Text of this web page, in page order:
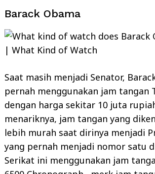
Barack Obama
Saat masih menjadi Senator,
pernah menggunakan jam tangan
dengan harga sekitar 10 juta
menariknya, jam tangan yang
lebih murah saat dirinya menjadi
yang pernah menjadi nomor satu
Serikat ini menggunakan jam